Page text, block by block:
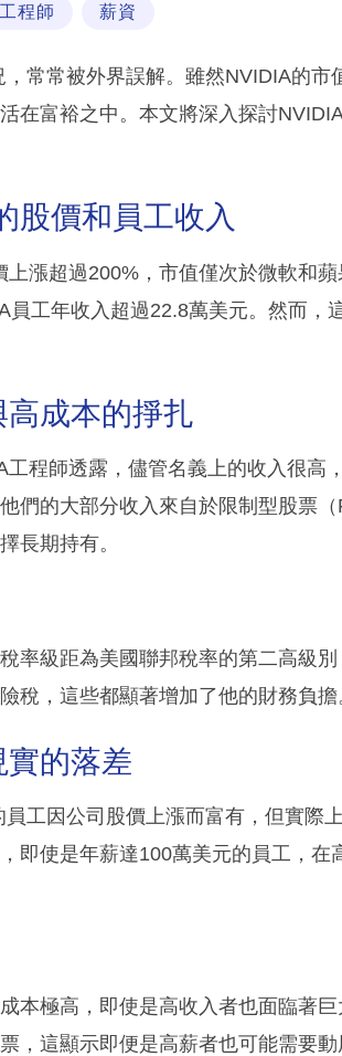
工程師 薪資
常常被外界誤解。雖然NVIDIA的市
在富裕之中。本文將深入探討
股價和員工收入
漲超過200%，市值僅次於微軟和
員工年收入超過22.8萬美元。然而，
成本的掙扎
程師透露，儘管名義上的收入很高
們的大部分收入來自於限制型股票
長期持有。
率級距為美國聯邦稅率的第二高級
稅，這些都顯著增加了他的財務負擔
的落差
工因公司股價上漲而富有，但實際
即使是年薪達100萬美元的員工，
本極高，即使是高收入者也面臨著
，這顯示即便是高薪者也可能需要動